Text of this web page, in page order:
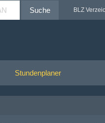
Suche BLZ